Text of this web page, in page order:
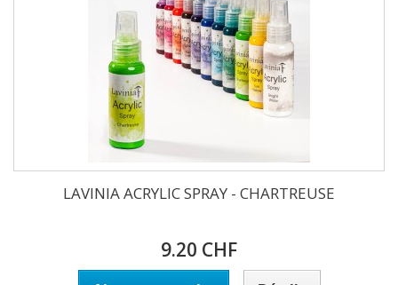
LAVINIA ACRYLIC SPRAY - CHARTREUSE
9.20 CHF